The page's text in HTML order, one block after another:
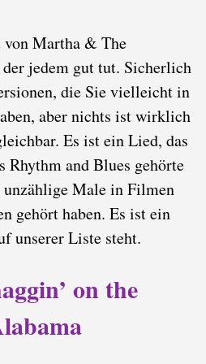
von Martha & The
jedem gut tut. Sicherlich
die Sie vielleicht in
aber nichts ist wirklich
Es ist ein Lied, das
Rhythm and Blues gehörte
Male in Filmen
gehört haben. Es ist ein
unserer Liste steht.
on the